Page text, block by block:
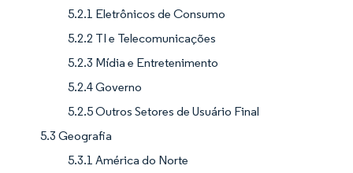
5.2.1 Eletrônicos de Consumo
5.2.2 TI e Telecomunicações
5.2.3 Mídia e Entretenimento
5.2.4 Governo
5.2.5 Outros Setores de Usuário Final
5.3 Geografia
5.3.1 América do Norte